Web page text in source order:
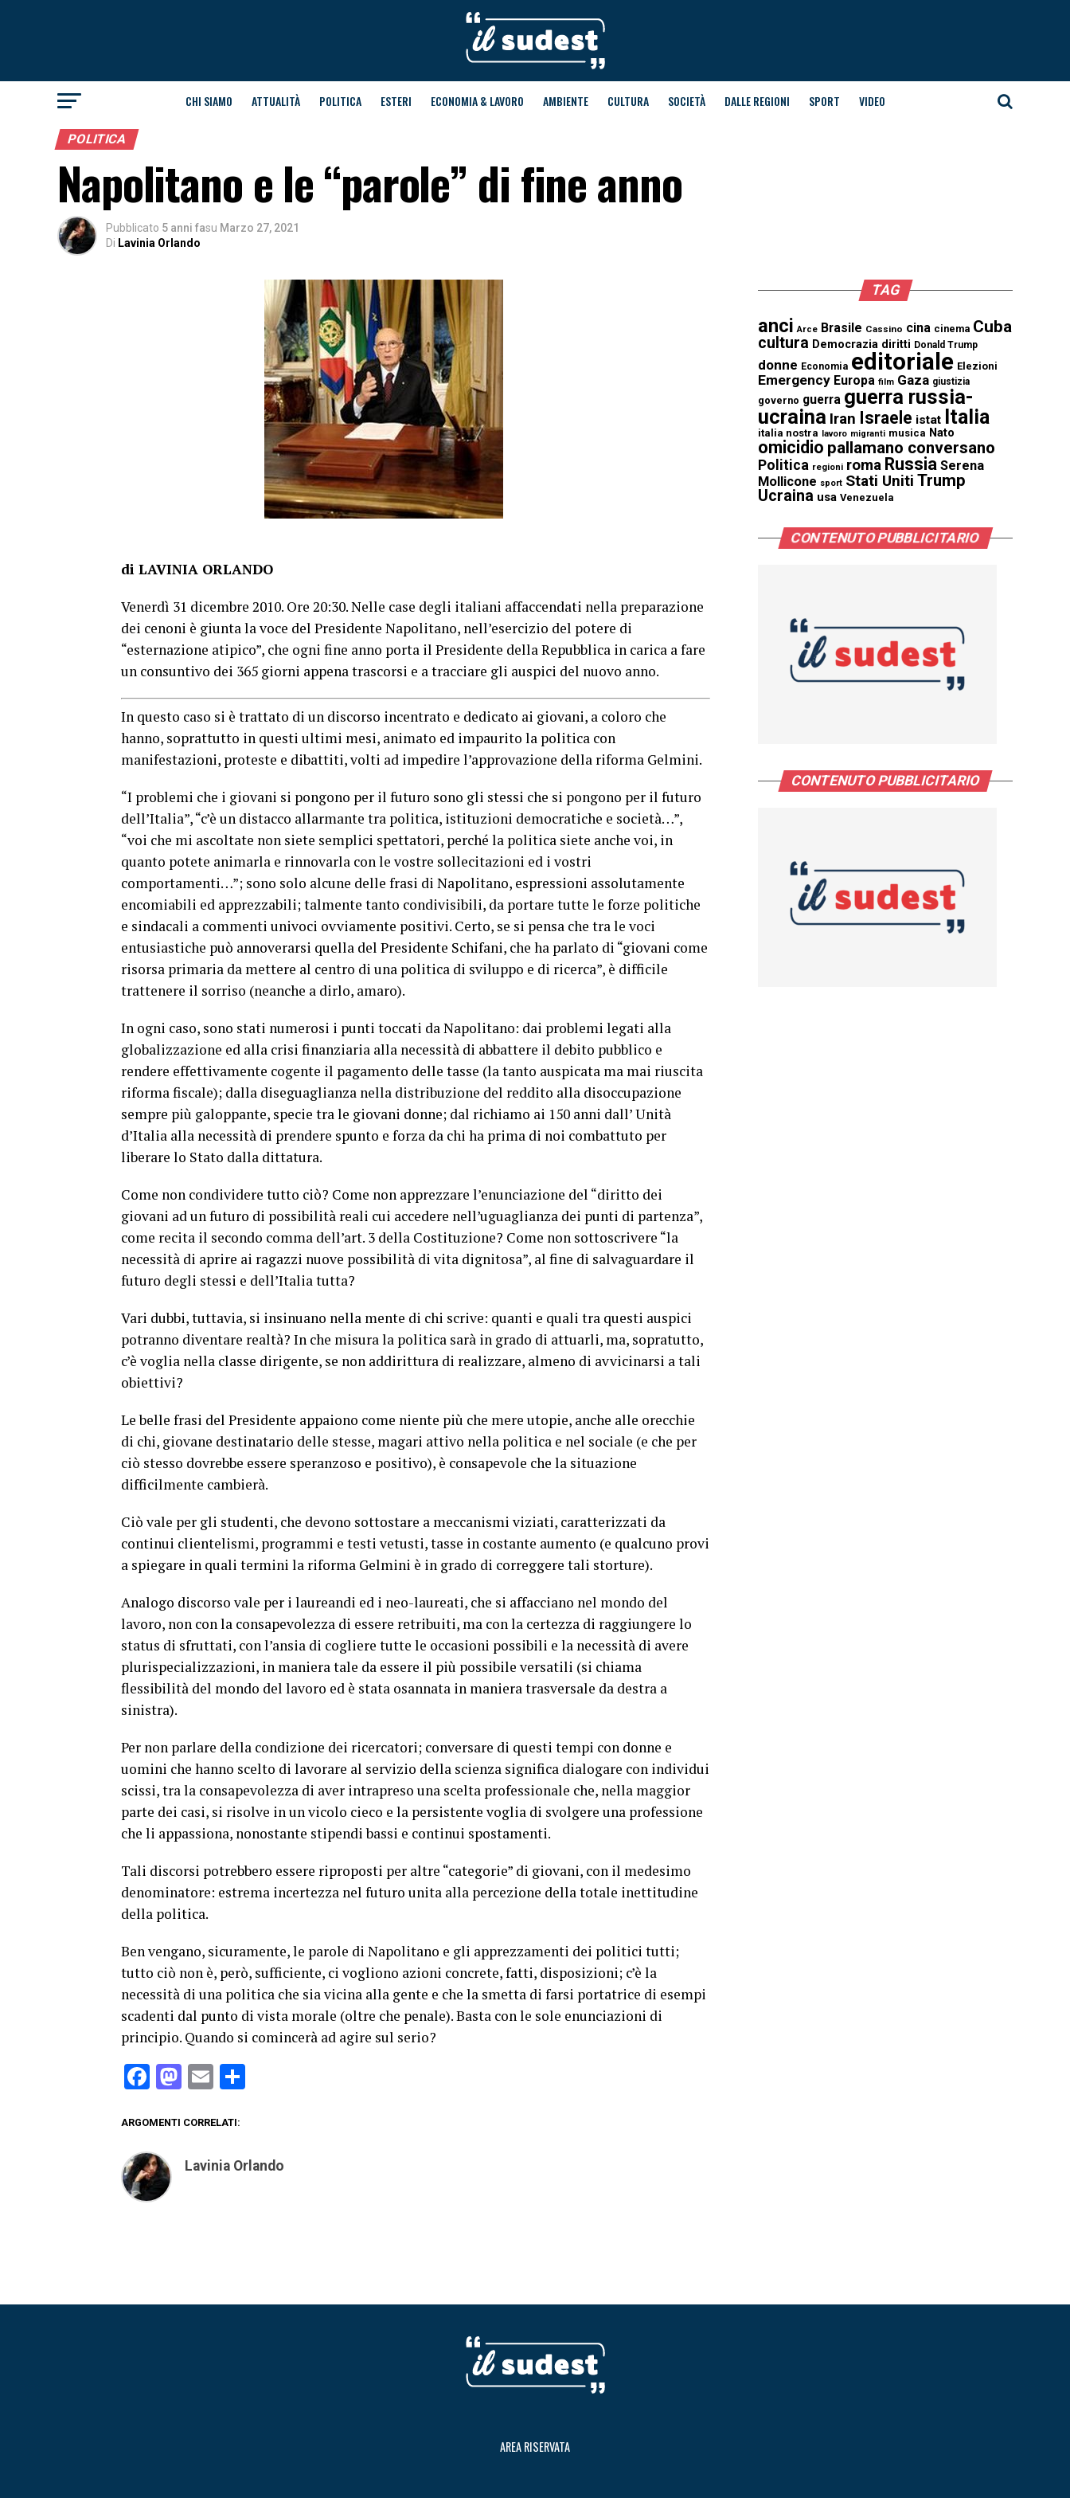
CHI SIAMO ATTUALITÀ POLITICA ESTERI ECONOMIA & LAVORO AMBIENTE CULTURA SOCIETÀ DALLE REGIONI SPORT VIDEO
POLITICA
Napolitano e le “parole” di fine anno
Pubblicato 5 anni fasu Marzo 27, 2021
Di Lavinia Orlando
di LAVINIA ORLANDO
Venerdì 31 dicembre 2010. Ore 20:30. Nelle case degli italiani affaccendati nella preparazione
dei cenoni è giunta la voce del Presidente Napolitano, nell’esercizio del potere di
“esternazione atipico”, che ogni fine anno porta il Presidente della Repubblica in carica a fare
un consuntivo dei 365 giorni appena trascorsi e a tracciare gli auspici del nuovo anno.
In questo caso si è trattato di un discorso incentrato e dedicato ai giovani, a coloro che
hanno, soprattutto in questi ultimi mesi, animato ed impaurito la politica con
manifestazioni, proteste e dibattiti, volti ad impedire l’approvazione della riforma Gelmini.
“I problemi che i giovani si pongono per il futuro sono gli stessi che si pongono per il futuro
dell’Italia”, “c’è un distacco allarmante tra politica, istituzioni democratiche e società…”,
“voi che mi ascoltate non siete semplici spettatori, perché la politica siete anche voi, in
quanto potete animarla e rinnovarla con le vostre sollecitazioni ed i vostri
comportamenti…”; sono solo alcune delle frasi di Napolitano, espressioni assolutamente
encomiabili ed apprezzabili; talmente tanto condivisibili, da portare tutte le forze politiche
e sindacali a commenti univoci ovviamente positivi. Certo, se si pensa che tra le voci
entusiastiche può annoverarsi quella del Presidente Schifani, che ha parlato di “giovani come
risorsa primaria da mettere al centro di una politica di sviluppo e di ricerca”, è difficile
trattenere il sorriso (neanche a dirlo, amaro).
In ogni caso, sono stati numerosi i punti toccati da Napolitano: dai problemi legati alla
globalizzazione ed alla crisi finanziaria alla necessità di abbattere il debito pubblico e
rendere effettivamente cogente il pagamento delle tasse (la tanto auspicata ma mai riuscita
riforma fiscale); dalla diseguaglianza nella distribuzione del reddito alla disoccupazione
sempre più galoppante, specie tra le giovani donne; dal richiamo ai 150 anni dall’ Unità
d’Italia alla necessità di prendere spunto e forza da chi ha prima di noi combattuto per
liberare lo Stato dalla dittatura.
Come non condividere tutto ciò? Come non apprezzare l’enunciazione del “diritto dei
giovani ad un futuro di possibilità reali cui accedere nell’uguaglianza dei punti di partenza”,
come recita il secondo comma dell’art. 3 della Costituzione? Come non sottoscrivere “la
necessità di aprire ai ragazzi nuove possibilità di vita dignitosa”, al fine di salvaguardare il
futuro degli stessi e dell’Italia tutta?
Vari dubbi, tuttavia, si insinuano nella mente di chi scrive: quanti e quali tra questi auspici
potranno diventare realtà? In che misura la politica sarà in grado di attuarli, ma, sopratutto,
c’è voglia nella classe dirigente, se non addirittura di realizzare, almeno di avvicinarsi a tali
obiettivi?
Le belle frasi del Presidente appaiono come niente più che mere utopie, anche alle orecchie
di chi, giovane destinatario delle stesse, magari attivo nella politica e nel sociale (e che per
ciò stesso dovrebbe essere speranzoso e positivo), è consapevole che la situazione
difficilmente cambierà.
Ciò vale per gli studenti, che devono sottostare a meccanismi viziati, caratterizzati da
continui clientelismi, programmi e testi vetusti, tasse in costante aumento (e qualcuno provi
a spiegare in quali termini la riforma Gelmini è in grado di correggere tali storture).
Analogo discorso vale per i laureandi ed i neo-laureati, che si affacciano nel mondo del
lavoro, non con la consapevolezza di essere retribuiti, ma con la certezza di raggiungere lo
status di sfruttati, con l’ansia di cogliere tutte le occasioni possibili e la necessità di avere
plurispecializzazioni, in maniera tale da essere il più possibile versatili (si chiama
flessibilità del mondo del lavoro ed è stata osannata in maniera trasversale da destra a
sinistra).
Per non parlare della condizione dei ricercatori; conversare di questi tempi con donne e
uomini che hanno scelto di lavorare al servizio della scienza significa dialogare con individui
scissi, tra la consapevolezza di aver intrapreso una scelta professionale che, nella maggior
parte dei casi, si risolve in un vicolo cieco e la persistente voglia di svolgere una professione
che li appassiona, nonostante stipendi bassi e continui spostamenti.
Tali discorsi potrebbero essere riproposti per altre “categorie” di giovani, con il medesimo
denominatore: estrema incertezza nel futuro unita alla percezione della totale inettitudine
della politica.
Ben vengano, sicuramente, le parole di Napolitano e gli apprezzamenti dei politici tutti;
tutto ciò non è, però, sufficiente, ci vogliono azioni concrete, fatti, disposizioni; c’è la
necessità di una politica che sia vicina alla gente e che la smetta di farsi portatrice di esempi
scadenti dal punto di vista morale (oltre che penale). Basta con le sole enunciazioni di
principio. Quando si comincerà ad agire sul serio?
Facebook
Mastodon
Email
ARGOMENTI CORRELATI:
Lavinia Orlando
TAG
anci Arce Brasile Cassino cina cinema Cuba
cultura Democrazia diritti Donald Trump
donne Economia editoriale Elezioni
Emergency Europa film Gaza giustizia
governo guerra guerra russia-
ucraina Iran Israele istat Italia
italia nostra lavoro migranti musica Nato
omicidio pallamano conversano
Politica regioni roma Russia Serena
Mollicone sport Stati Uniti Trump
Ucraina usa Venezuela
CONTENUTO PUBBLICITARIO
CONTENUTO PUBBLICITARIO
AREA RISERVATA